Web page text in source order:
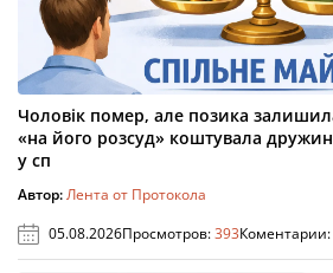
Чоловік помер, але позика
«на його розсуд» коштувала
у сп
Автор:Лента от Протокола
05.08.2026Просмотров:393Коментарии: